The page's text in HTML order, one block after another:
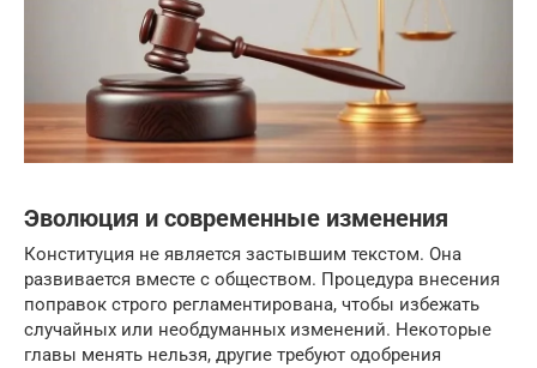
Эволюция и современные изменения
Конституция не является застывшим текстом. Она
развивается вместе с обществом. Процедура внесения
поправок строго регламентирована, чтобы избежать
случайных или необдуманных изменений. Некоторые
главы менять нельзя, другие требуют одобрения